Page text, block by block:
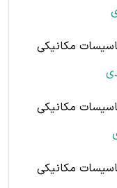
مکانیکی
مکانیکی
مکانیکی